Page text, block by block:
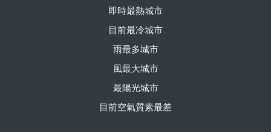
即時最熱城市
目前最冷城市
雨最多城市
風最大城市
最陽光城市
目前空氣質素最差